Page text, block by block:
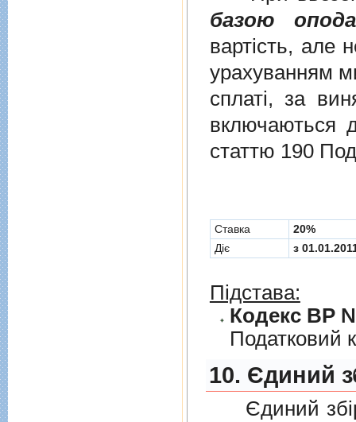
базою
вартість, але
урахуванням
сплаті, за
включаються
статтю 190
Cтавка
20%
Діє
з
Підстава:
Кодекс ВР №
Податковий
10. Єдиний
Єдиний збiр